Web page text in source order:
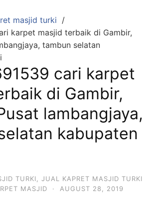
masjid turki
karpet masjid terbaik di Gambir,
tambun selatan
cari karpet
di Gambir,
lambangjaya,
kabupaten
TURKI
JUAL KAPRET MASJID TURKI
MASJID · AUGUST 28, 2019